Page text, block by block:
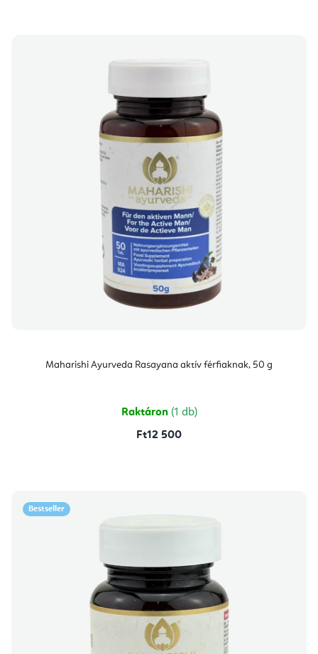
Maharishi Ayurveda Rasayana aktív férfiaknak, 50 g
Raktáron (1 db)
Ft12 500
Bestseller